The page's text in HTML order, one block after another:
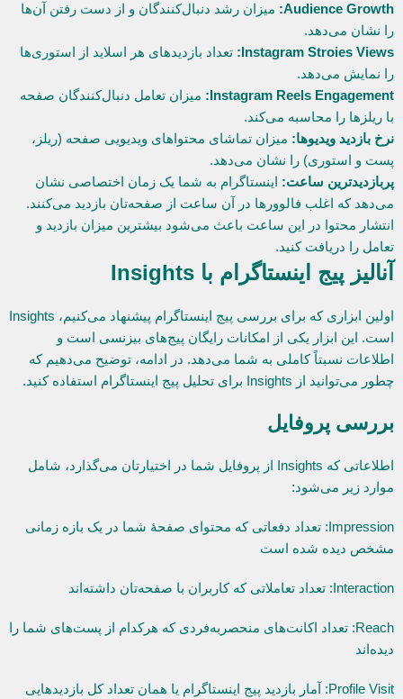
Audience Growth: میزان رشد دنبال‌کنندگان و از دست رفتن آن‌ها
را نشان می‌دهد.
Instagram Stroies Views: تعداد بازدیدهای هر اسلاید از استوری‌ها
را نمایش می‌دهد.
Instagram Reels Engagement:
میزان تعامل دنبال‌کنندگان صفحه
با ریلزها را محاسبه می‌کند.
نرخ بازدید ویدیوها: میزان تماشای محتواهای ویدیویی صفحه (ریلز،
پست و استوری) را نشان می‌دهد.
پربازدیدترین ساعت: اینستاگرام به شما یک زمان اختصاصی نشان
می‌دهد که اغلب فالوورها در آن ساعت از صفحه‌تان بازدید می‌کنند.
انتشار محتوا در این ساعت باعث می‌شود بیشترین میزان بازدید و
تعامل را دریافت کنید.
آنالیز پیج اینستاگرام با Insights
اولین ابزاری که برای بررسی پیج اینستاگرام پیشنهاد می‌کنیم، Insights
است. این ابزار یکی از امکانات رایگان پیج‌های بیزنسی است و
اطلاعات نسبتاً کاملی به شما می‌دهد. در ادامه، توضیح می‌دهیم که
چطور می‌توانید از Insights برای تحلیل پیج اینستاگرام استفاده کنید.
بررسی پروفایل
اطلاعاتی که Insights از پروفایل شما در اختیارتان می‌گذارد، شامل
موارد زیر می‌شود:
Impression: تعداد دفعاتی که محتوای صفحۀ شما در یک بازه زمانی
مشخص دیده شده است
Interaction: تعداد تعاملاتی که کاربران با صفحه‌تان داشته‌اند
Reach: تعداد اکانت‌های منحصربه‌فردی که هرکدام از پست‌های شما را
دیده‌اند
Profile Visit: آمار بازدید پیج اینستاگرام یا همان تعداد کل بازدیدهایی